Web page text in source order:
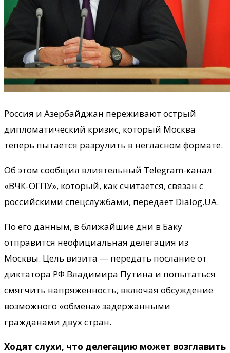
Россия и Азербайджан переживают острый
дипломатический кризис, который Москва
теперь пытается разрулить в негласном формате.
Об этом сообщил влиятельный Telegram-канал
«ВЧК-ОГПУ», который, как считается, связан с
российскими спецслужбами, передает Dialog.UA.
По его данным, в ближайшие дни в Баку
отправится неофициальная делегация из
Москвы. Цель визита — передать послание от
диктатора РФ Владимира Путина и попытаться
смягчить напряженность, включая обсуждение
возможного «обмена» задержанными
гражданами двух стран.
Ходят слухи, что делегацию может возглавить